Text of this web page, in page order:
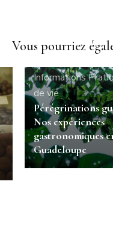
Vous pourriez
Informations
de vie
Pérégrinations
Nos expériences
gastronomiques
Guadeloupe